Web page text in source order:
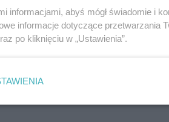
informacjami, abyś mógł świadomie i
informacje dotyczące przetwarzania
po kliknięciu w „Ustawienia”.